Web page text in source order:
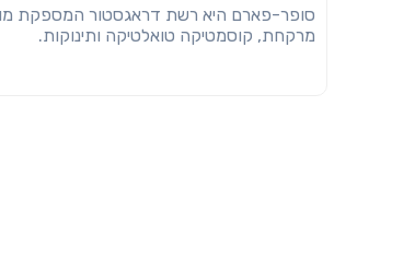
סופר-פארם היא רשת דראגסטור המספקת
מרקחת, קוסמטיקה טואלטיקה ותינוקות.